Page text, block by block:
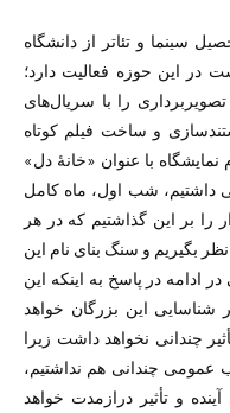
بهمن ۱۳۵۴ فارغ‌التحصیل سینما و تئا‌تر از دانشگاه
در این حوزه فعالیت دارد؛
نیز از سال ۱۳۷۵ کار تصویربرداری را با سریال‌های
و ساخت فیلم کوتاه
با عنوان «خانهٔ دل»
داشتیم، شب اول، ماه کامل
را بر این گذاشتیم که در هر
بگیریم و سنگ بنای نام این
ادامه در پاسخ به اینکه این
شناسایی این بزرگان خواهد
چندانی نخواهد داشت زیرا
عمومی چندانی هم نداشتیم،
و تأثیر درازمدت خواهد